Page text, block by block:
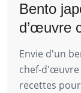
Bento
d’œuvre
Envie d'un
chef-d'œuvre
recettes